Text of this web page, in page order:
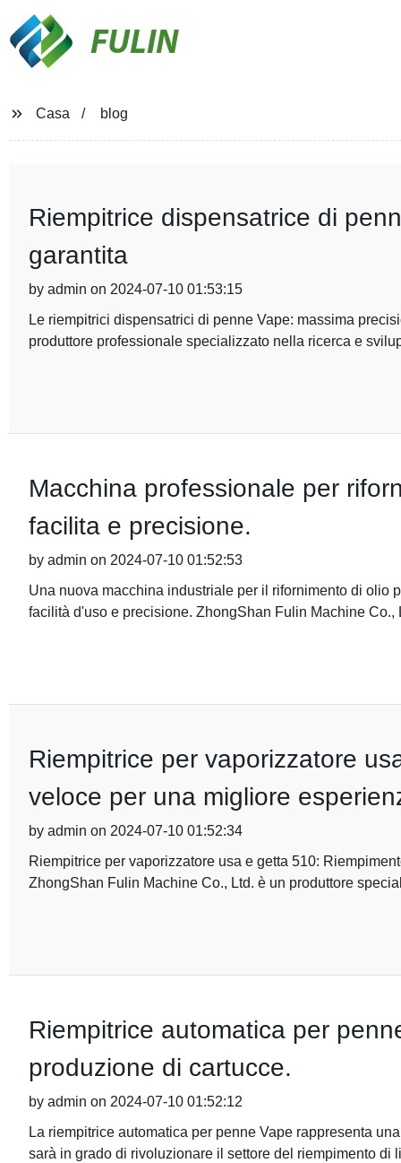
FULIN
Casa blog
Riempitrice dispensatrice di
garantita
by admin on 2024-07-10 01:53:15
Le riempitrici dispensatrici di penne Vape: massima
produttore professionale specializzato nella ricerca e
Macchina professionale per
facilita e precisione.
by admin on 2024-07-10 01:52:53
Una nuova macchina industriale per il rifornimento di olio
facilità d'uso e precisione. ZhongShan Fulin Machine Co.,
Riempitrice per vaporizzatore
veloce per una migliore
by admin on 2024-07-10 01:52:34
Riempitrice per vaporizzatore usa e getta 510:
ZhongShan Fulin Machine Co., Ltd. è un produttore
Riempitrice automatica per
produzione di cartucce.
by admin on 2024-07-10 01:52:12
La riempitrice automatica per penne Vape rappresenta
sarà in grado di rivoluzionare il settore del riempimento di